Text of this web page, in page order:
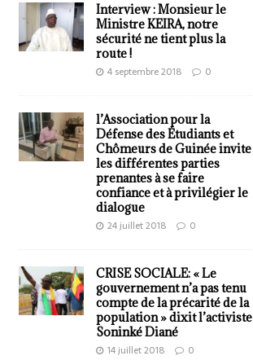
Interview : Monsieur le
Ministre KEIRA, notre
sécurité ne tient plus la
route !
4 septembre 2018 0
l’Association pour la
Défense des Étudiants et
Chômeurs de Guinée invite
les différentes parties
prenantes à se faire
confiance et à privilégier le
dialogue
24 juillet 2018 0
CRISE SOCIALE: « Le
gouvernement n’a pas tenu
compte de la précarité de la
population » dixit l’activiste
Soninké Diané
14 juillet 2018 0